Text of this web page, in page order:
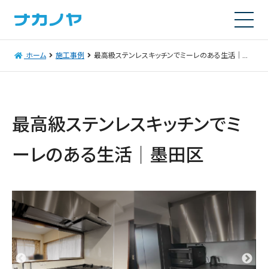
ホーム 施工事例 最高級ステンレスキッチンでミーレのある生活｜墨田区
最高級ステンレスキッチンでミ
ーレのある生活｜墨田区